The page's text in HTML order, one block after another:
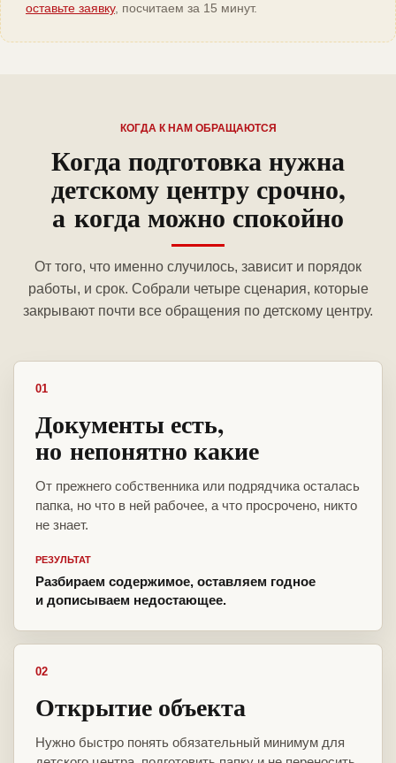
оставьте заявку, посчитаем за 15 минут.
КОГДА К НАМ ОБРАЩАЮТСЯ
Когда подготовка нужна
детскому центру срочно,
а когда можно спокойно
От того, что именно случилось, зависит и порядок
работы, и срок. Собрали четыре сценария, которые
закрывают почти все обращения по детскому центру.
01
Документы есть,
но непонятно какие
От прежнего собственника или подрядчика осталась
папка, но что в ней рабочее, а что просрочено, никто
не знает.
РЕЗУЛЬТАТ
Разбираем содержимое, оставляем годное
и дописываем недостающее.
02
Открытие объекта
Нужно быстро понять обязательный минимум для